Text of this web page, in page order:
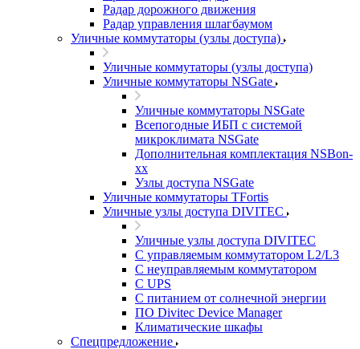
Радар дорожного движения
Радар управления шлагбаумом
Уличные коммутаторы (узлы доступа)
Уличные коммутаторы (узлы доступа)
Уличные коммутаторы NSGate
Уличные коммутаторы NSGate
Всепогодные ИБП с системой
микроклимата NSGate
Дополнительная комплектация NSBon-
xx
Узлы доступа NSGate
Уличные коммутаторы TFortis
Уличные узлы доступа DIVITEC
Уличные узлы доступа DIVITEC
С управляемым коммутатором L2/L3
С неуправляемым коммутатором
С UPS
С питанием от солнечной энергии
ПО Divitec Device Manager
Климатические шкафы
Спецпредложение